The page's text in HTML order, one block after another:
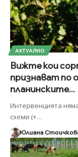
АКТУАЛНО
Вижте кои
признават по
планинските...
Интервенцията
схеми (+…
Юлиана